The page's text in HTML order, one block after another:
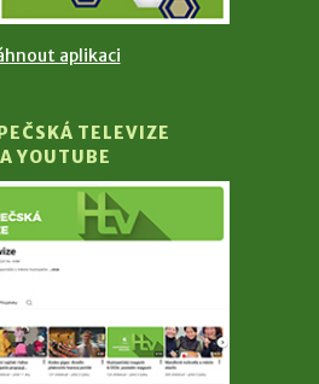
aplikaci
TELEVIZE
YOUTUBE